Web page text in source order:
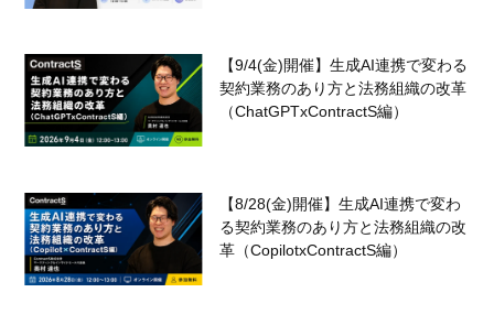
【9/4(金)開催】生成AI連携で変わる
契約業務のあり方と法務組織の改革
（ChatGPTxContractS編）
【8/28(金)開催】生成AI連携で変わ
る契約業務のあり方と法務組織の改
革（CopilotxContractS編）